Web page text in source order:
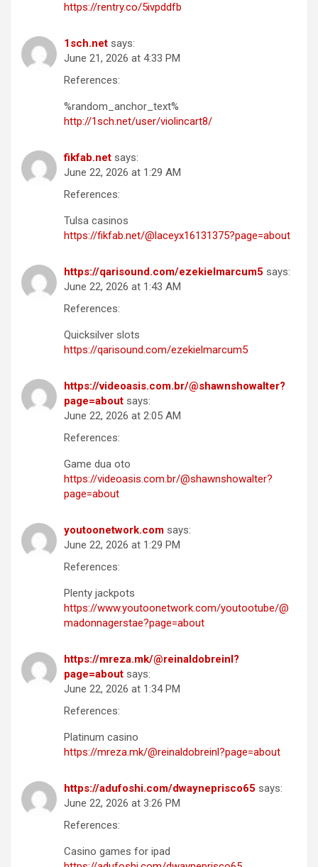
https://rentry.co/5ivpddfb
1sch.net says:
June 21, 2026 at 4:33 PM
References:
%random_anchor_text%
http://1sch.net/user/violincart8/
fikfab.net says:
June 22, 2026 at 1:29 AM
References:
Tulsa casinos
https://fikfab.net/@laceyx16131375?page=about
https://qarisound.com/ezekielmarcum5 says:
June 22, 2026 at 1:43 AM
References:
Quicksilver slots
https://qarisound.com/ezekielmarcum5
https://videoasis.com.br/@shawnshowalter?
page=about says:
June 22, 2026 at 2:05 AM
References:
Game dua oto
https://videoasis.com.br/@shawnshowalter?
page=about
youtoonetwork.com says:
June 22, 2026 at 1:29 PM
References:
Plenty jackpots
https://www.youtoonetwork.com/youtootube/@
madonnagerstae?page=about
https://mreza.mk/@reinaldobreinl?
page=about says:
June 22, 2026 at 1:34 PM
References:
Platinum casino
https://mreza.mk/@reinaldobreinl?page=about
https://adufoshi.com/dwayneprisco65 says:
June 22, 2026 at 3:26 PM
References:
Casino games for ipad